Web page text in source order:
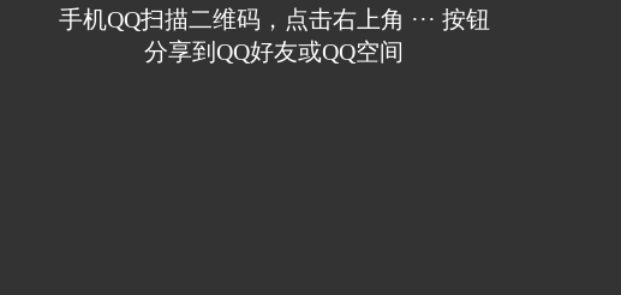
手机QQ扫描二维码，点击右上角 ··· 按钮
分享到QQ好友或QQ空间